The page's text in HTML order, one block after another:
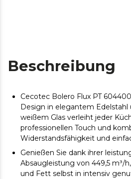
Beschreibung
Cecotec Bolero Flux PT
Design in elegantem
weißem Glas verleiht jeder
professionellen Touch und
Widerstandsfähigkeit und
Genießen Sie dank ihrer
Absaugleistung von 449,5 m³/
und Fett selbst in intensiv